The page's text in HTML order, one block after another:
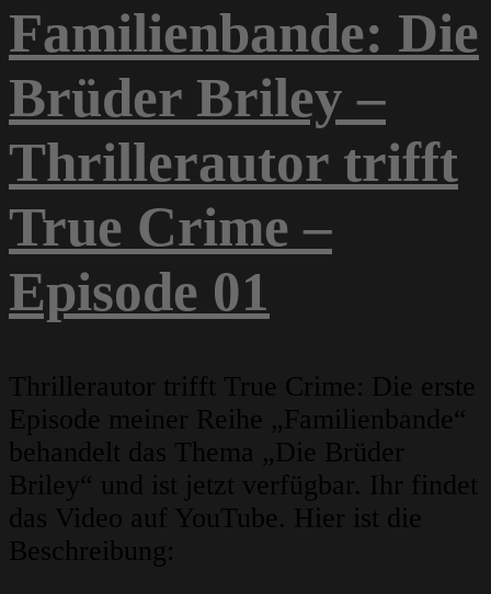
Familienbande: Die
Brüder Briley –
Thrillerautor trifft
True Crime –
Episode 01
Thrillerautor trifft True Crime: Die erste
Episode meiner Reihe „Familienbande“
behandelt das Thema „Die Brüder
Briley“ und ist jetzt verfügbar. Ihr findet
das Video auf YouTube. Hier ist die
Beschreibung: